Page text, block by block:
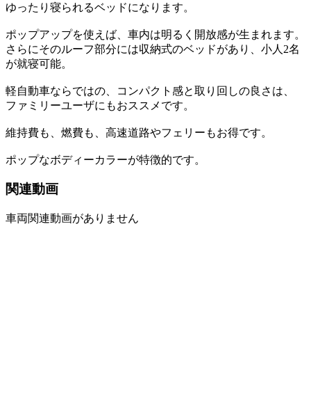
ゆったり寝られるベッドになります。
ポップアップを使えば、車内は明るく開放感が生まれます。
さらにそのルーフ部分には収納式のベッドがあり、小人2名
が就寝可能。
軽自動車ならではの、コンパクト感と取り回しの良さは、
ファミリーユーザにもおススメです。
維持費も、燃費も、高速道路やフェリーもお得です。
ポップなボディーカラーが特徴的です。
関連動画
車両関連動画がありません